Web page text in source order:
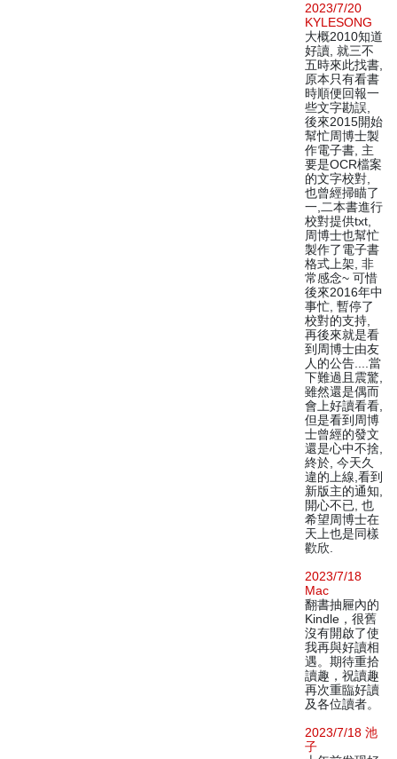
2023/7/20
KYLESONG
大概2010知道
好讀, 就三不
五時來此找書,
原本只有看書
時順便回報一
些文字勘誤,
後來2015開始
幫忙周博士製
作電子書, 主
要是OCR檔案
的文字校對,
也曾經掃瞄了
一,二本書進行
校對提供txt,
周博士也幫忙
製作了電子書
格式上架, 非
常感念~ 可惜
後來2016年中
事忙, 暫停了
校對的支持,
再後來就是看
到周博士由友
人的公告....當
下難過且震驚,
雖然還是偶而
會上好讀看看,
但是看到周博
士曾經的發文
還是心中不捨,
終於, 今天久
違的上線,看到
新版主的通知,
開心不已, 也
希望周博士在
天上也是同樣
歡欣.
2023/7/18
Mac
翻書抽屜內的
Kindle，很舊
沒有開啟了使
我再與好讀相
遇。期待重拾
讀趣，祝讀趣
再次重臨好讀
及各位讀者。
2023/7/18 池
子